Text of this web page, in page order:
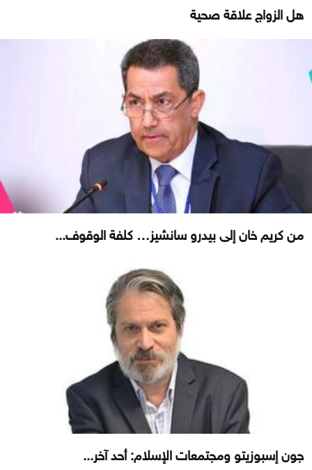
هل الزواج علاقة صحية
من كريم خان إلى بيدرو سانشيز… كلفة الوقوف...
جون إسبوزيتو ومجتمعات الإسلام: أحد آخر...